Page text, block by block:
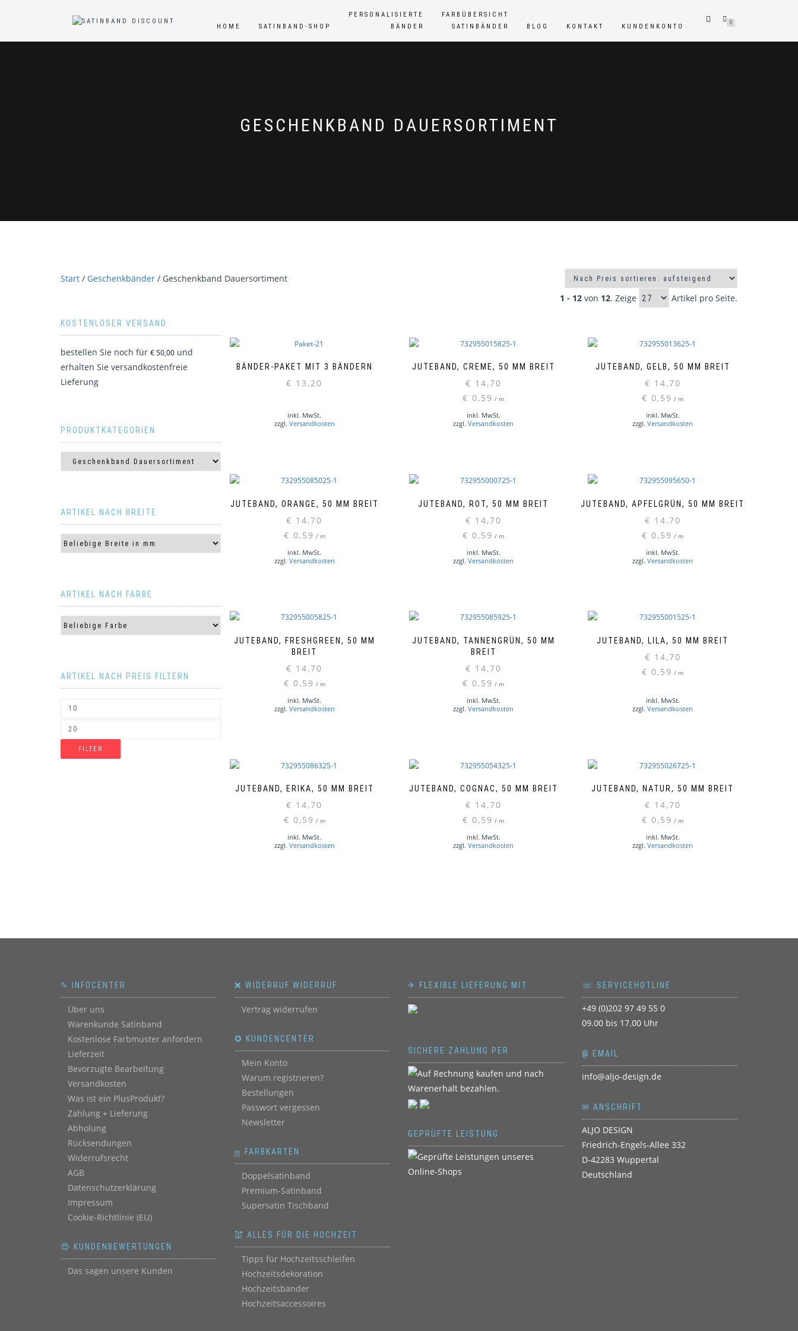
HOME SATINBAND-SHOP
PERSONALISIERTE
BÄNDER
FARBÜBERSICHT
SATINBÄNDER
BLOG KONTAKT KUNDENKONTO
0
GESCHENKBAND DAUERSORTIMENT
Start / Geschenkbänder / Geschenkband Dauersortiment
1 - 12 von 12. Zeige Artikel pro Seite.
BÄNDER-PAKET MIT 3 BÄNDERN
€ 13,20
inkl. MwSt.
zzgl. Versandkosten
JUTEBAND, CREME, 50 MM BREIT
€ 14,70
€ 0,59 / m
inkl. MwSt.
zzgl.Versandkosten
JUTEBAND, GELB, 50 MM BREIT
€ 14,70
€ 0,59 / m
inkl. MwSt.
zzgl.Versandkosten
JUTEBAND, ORANGE, 50 MM BREIT
€ 14,70
€ 0,59 / m
inkl. MwSt.
zzgl. Versandkosten
JUTEBAND, ROT, 50 MM BREIT
€ 14,70
€ 0,59 / m
inkl. MwSt.
zzgl.Versandkosten
JUTEBAND, APFELGRÜN, 50 MM BREIT
€ 14,70
€ 0,59 / m
inkl. MwSt.
zzgl.Versandkosten
JUTEBAND, FRESHGREEN, 50 MM
BREIT
€ 14,70
€ 0,59 / m
inkl. MwSt.
zzgl. Versandkosten
JUTEBAND, TANNENGRÜN, 50 MM
BREIT
€ 14,70
€ 0,59 / m
inkl. MwSt.
zzgl.Versandkosten
JUTEBAND, LILA, 50 MM BREIT
€ 14,70
€ 0,59 / m
inkl. MwSt.
zzgl.Versandkosten
JUTEBAND, ERIKA, 50 MM BREIT
€ 14,70
€ 0,59 / m
inkl. MwSt.
zzgl. Versandkosten
JUTEBAND, COGNAC, 50 MM BREIT
€ 14,70
€ 0,59 / m
inkl. MwSt.
zzgl.Versandkosten
JUTEBAND, NATUR, 50 MM BREIT
€ 14,70
€ 0,59 / m
inkl. MwSt.
zzgl.Versandkosten
KOSTENLOSER VERSAND
bestellen Sie noch für €50,00 und
erhalten Sie versandkostenfreie
Lieferung
PRODUKTKATEGORIEN
ARTIKEL NACH BREITE
ARTIKEL NACH FARBE
ARTIKEL NACH PREIS FILTERN
FILTER
✎ INFOCENTER
Über uns
Warenkunde Satinband
Kostenlose Farbmuster anfordern
Lieferzeit
Bevorzugte Bearbeitung
Versandkosten
Was ist ein PlusProdukt?
Zahlung + Lieferung
Abholung
Rücksendungen
Widerrufsrecht
AGB
Datenschutzerklärung
Impressum
Cookie-Richtlinie (EU)
😍 KUNDENBEWERTUNGEN
Das sagen unsere Kunden
❌ WIDERRUF WIDERRUF
Vertrag widerrufen
✪ KUNDENCENTER
Mein Konto
Warum registrieren?
Bestellungen
Passwort vergessen
Newsletter
ஐ FARBKARTEN
Doppelsatinband
Premium-Satinband
Supersatin Tischband
💒 ALLES FÜR DIE HOCHZEIT
Tipps für Hochzeitsschleifen
Hochzeitsdekoration
Hochzeitsbänder
Hochzeitsaccessoires
✈ FLEXIBLE LIEFERUNG MIT
SICHERE ZAHLUNG PER
GEPRÜFTE LEISTUNG
☏ SERVICEHOTLINE
+49 (0)202 97 49 55 0
09.00 bis 17.00 Uhr
@ EMAIL
info@aljo-design.de
✉ ANSCHRIFT
ALJO DESIGN
Friedrich-Engels-Allee 332
D-42283 Wuppertal
Deutschland